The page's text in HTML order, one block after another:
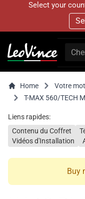
Select your
Home Votre
T-MAX 560/TECH
Liens rapides:
Contenu du Coffret
Vidéos d'Installation
Buy